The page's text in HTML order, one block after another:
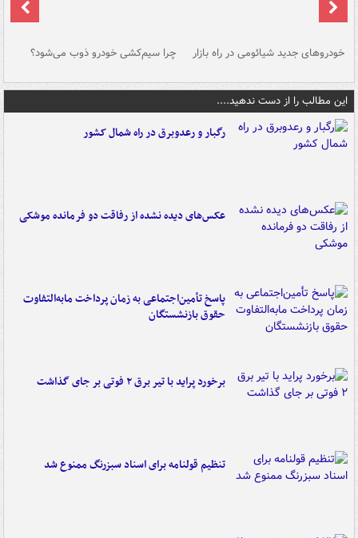
خودروهای جدید شیائومی در راه بازار چرا سیم‌کشی خودرو ذوب می‌شود؟
این مطالب را از دست ندهید....
رگبار و رعدوبرق در راه شمال کشور
عکس‌های دیده نشده از رفاقت دو فرمانده‌ موشکی
پاسخ تأمین‌اجتماعی به زمان پرداخت مابه‌التفاوت
حقوق بازنشستگان
برخورد پراید با تیر برق ۲ فوتی بر جای گذاشت
تنظیم قولنامه برای اسناد سبزرنگ ممنوع شد